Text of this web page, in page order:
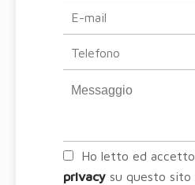
Ho letto ed accetto
privacy su questo sito